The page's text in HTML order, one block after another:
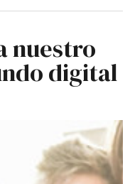
nuestro
digital